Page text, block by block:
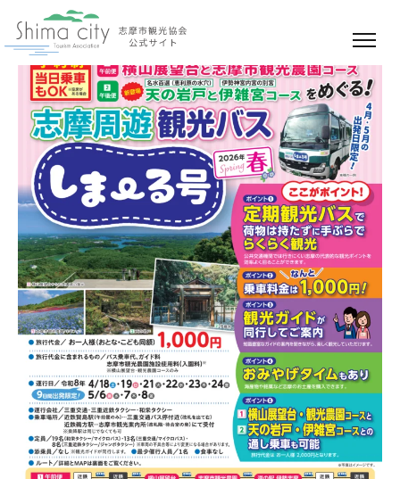
【ニュースリリース】志摩周遊観光バス「しま～る
号」を今年度も運行します